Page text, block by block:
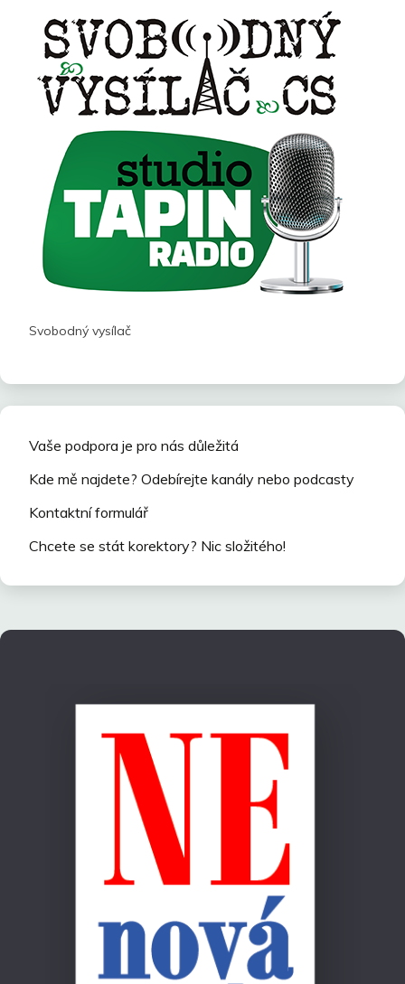
Svobodný vysílač
Vaše podpora je pro nás důležitá
Kde mě najdete? Odebírejte kanály nebo podcasty
Kontaktní formulář
Chcete se stát korektory? Nic složitého!